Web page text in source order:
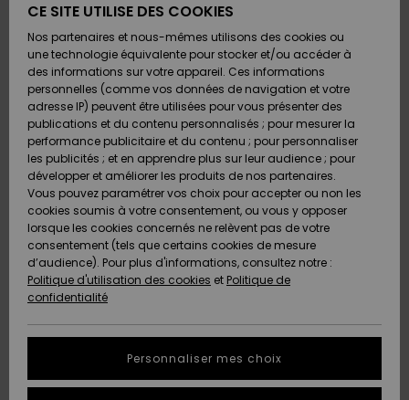
Chaussures
& Tongs
Surf
Snow
Nouveautés
A
Découvrir
Chaussures
& Tongs
Surf
Snow
Nouveautés
A
Découvrir
FEMME
A
Découvrir
Snow
SURF
Surf
Shop
Enfant
Highlights
Communauté
SNOW
Snow
Shop
Enfant
Snow
Shop
Femme
A
Découvrir
Communauté
OUTLET
Enfant
Outlet
Femme
AIDE &
CONTACT
Retours
Paiement
Carte
Cadeau
Quiksilver
Freedom
Protection
des
tailles
MAGASINS
QUIKSILVER
CE SITE UTILISE DES COOKIES
Nos partenaires et nous-mêmes utilisons des cookies ou
une technologie équivalente pour stocker et/ou accéder à
des informations sur votre appareil. Ces informations
personnelles (comme vos données de navigation et votre
adresse IP) peuvent être utilisées pour vous présenter des
publications et du contenu personnalisés ; pour mesurer la
performance publicitaire et du contenu ; pour personnaliser
les publicités ; et en apprendre plus sur leur audience ; pour
développer et améliorer les produits de nos partenaires.
Vous pouvez paramétrer vos choix pour accepter ou non les
cookies soumis à votre consentement, ou vous y opposer
lorsque les cookies concernés ne relèvent pas de votre
consentement (tels que certains cookies de mesure
d’audience). Pour plus d'informations, consultez notre :
Politique d'utilisation des cookies et Politique de
confidentialité
Personnaliser mes choix